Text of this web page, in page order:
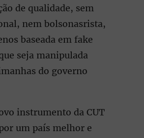
de qualidade, sem
nem bolsonasrista,
baseada em fake
seja manipulada
do governo
instrumento da CUT
um país melhor e